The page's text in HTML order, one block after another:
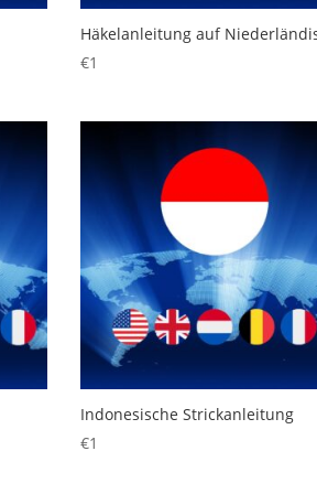
Häkelanleitung auf
€1
Indonesische Strickanleitung
€1